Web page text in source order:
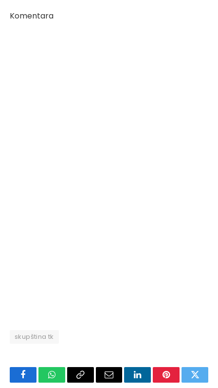
Komentara
skupština tk
FacebookWhatsAppCopy Email LinkedInPinterest